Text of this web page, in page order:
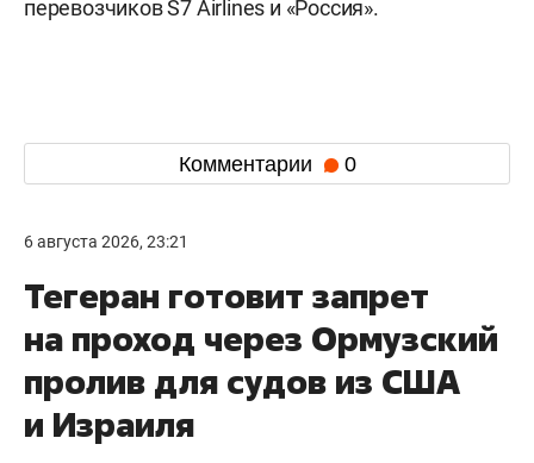
перевозчиков S7 Airlines и «Россия».
Комментарии 0
6 августа 2026, 23:21
Тегеран готовит запрет
на проход через Ормузский
пролив для судов из США
и Израиля